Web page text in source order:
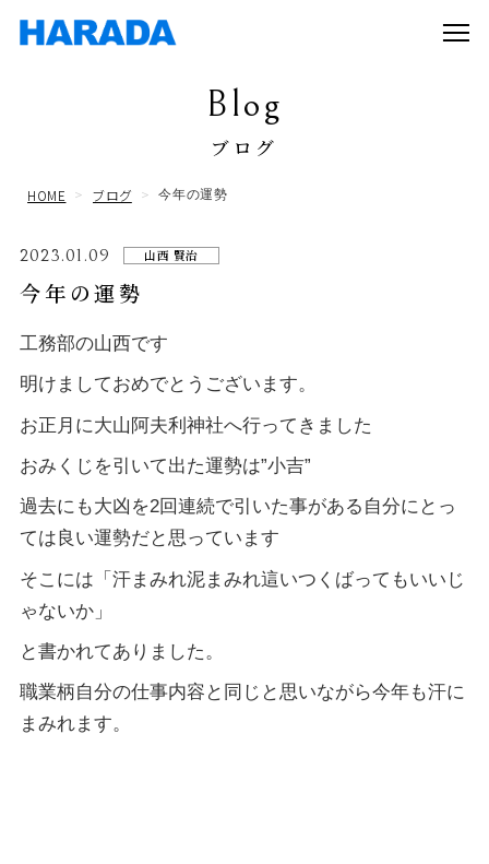
Blog
ブログ
HOME ブログ 今年の運勢
2023.01.09 山西 賢治
今年の運勢
工務部の山西です
明けましておめでとうございます。
お正月に大山阿夫利神社へ行ってきました
おみくじを引いて出た運勢は”小吉”
過去にも大凶を2回連続で引いた事がある自分にとっ
ては良い運勢だと思っています
そこには「汗まみれ泥まみれ這いつくばってもいいじ
ゃないか」
と書かれてありました。
職業柄自分の仕事内容と同じと思いながら今年も汗に
まみれます。